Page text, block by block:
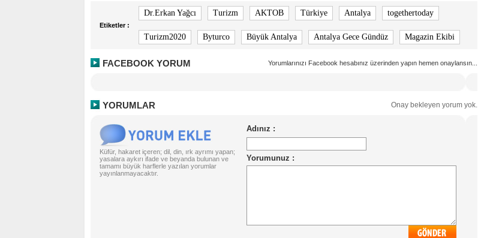
Etiketler :
Dr.Erkan Yağcı Turizm AKTOB Türkiye Antalya togethertoday
Turizm2020 Byturco Büyük Antalya Antalya Gece Gündüz Magazin Ekibi
FACEBOOK YORUM Yorumlarınızı Facebook hesabınız üzerinden yapın hemen onaylansın...
YORUMLAR Onay bekleyen yorum yok.
Küfür, hakaret içeren; dil, din, ırk ayrımı yapan;
yasalara aykırı ifade ve beyanda bulunan ve
tamamı büyük harflerle yazılan yorumlar
yayınlanmayacaktır.